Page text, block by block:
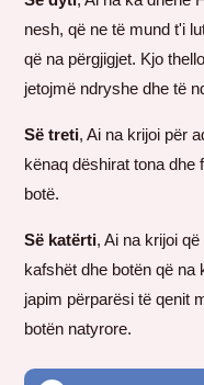
nesh, që ne të mund t'i
që na përgjigjet. Kjo
jetojmë ndryshe dhe të
Së treti, Ai na krijoi për
kënaq dëshirat tona dhe
botë.
Së katërti, Ai na krijoi
kafshët dhe botën që na
japim përparësi të qenit
botën natyrore.